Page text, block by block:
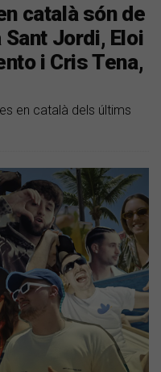
català són de
Sant Jordi, Eloi
i Cris Tena,
en català dels últims